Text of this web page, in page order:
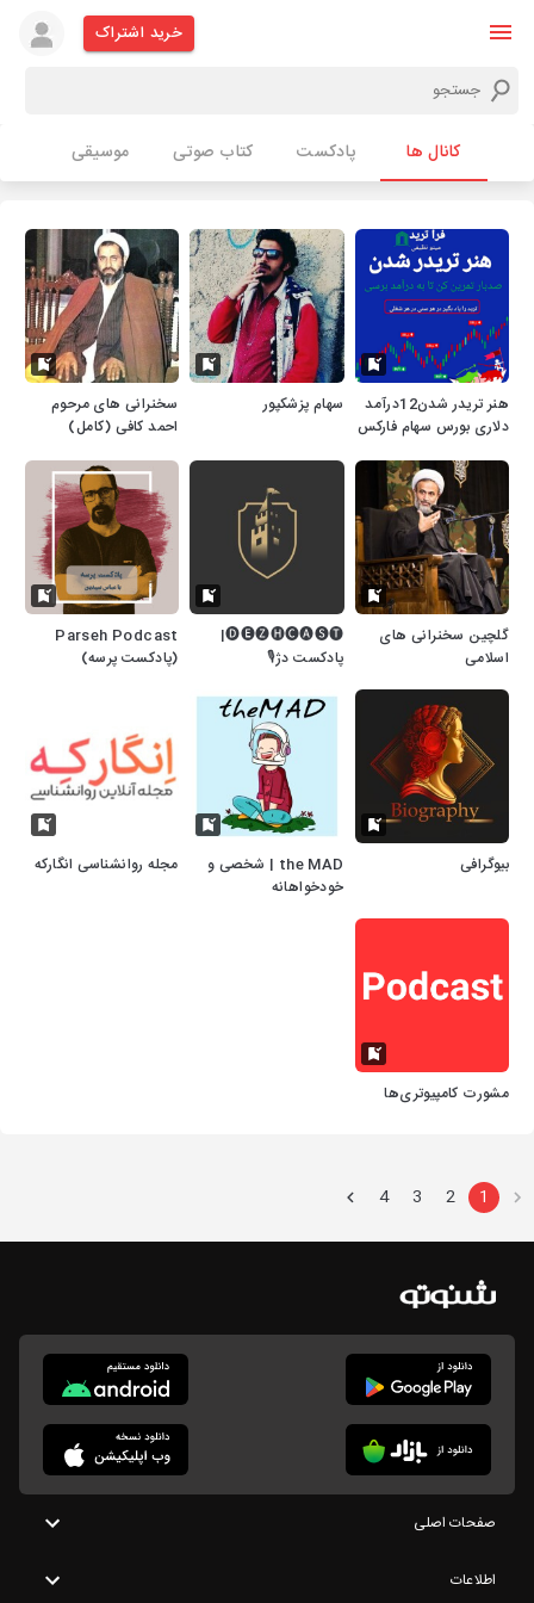
خرید اشتراک
کانال ها پادکست کتاب صوتی موسیقی
هنر تریدر شدن12درآمد
دلاری بورس سهام فارکس
سهام پزشکپور
سخنرانی های مرحوم
احمد کافی (کامل)
گلچین سخنرانی های
اسلامی
🅓🅔🅩🅗🅒🅐🅢🅣|
پادکست دژ🎙
Parseh Podcast
(پادکست پرسه)
بیوگرافی
the MAD | شخصی و
خودخواهانه
مجله روانشناسی انگارکه
مشورت کامپیوتری‌ها
1
2
3
4
صفحات اصلی
اطلاعات